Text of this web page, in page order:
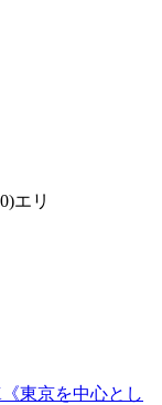
エリ
東京を中心とし